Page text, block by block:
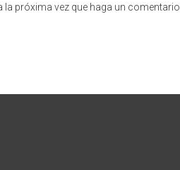
próxima vez que haga un comentario.